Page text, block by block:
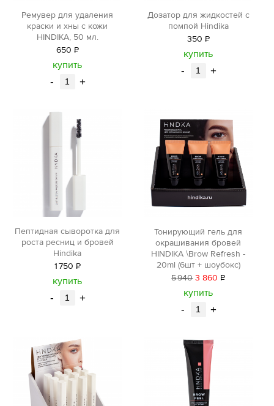
Ремувер для удаления
краски и хны с кожи
HINDIKA, 50 мл.
650 Р
уб.
купить
- +
Дозатор для жидкостей с
помпой Hindika
350 Р
уб.
купить
- +
Пептидная сыворотка для
роста ресниц и бровей
Hindika
1750 Р
уб.
купить
- +
Тонирующий гель для
окрашивания бровей
HINDIKA \Brow Refresh -
20ml (6шт + шоубокс)
5940 3 860 Р
купить
- +